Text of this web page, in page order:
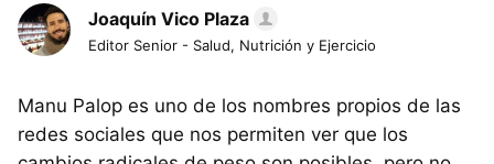
Joaquín Vico Plaza
Editor Senior - Salud, Nutrición y Ejercicio
Manu Palop es uno de los nombres propios de las
redes sociales que nos permiten ver que los